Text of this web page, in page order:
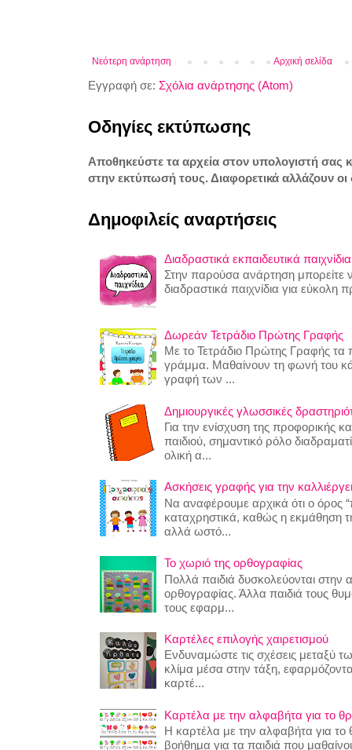
Νεότερη ανάρτηση Αρχική σελίδα
Εγγραφή σε: Σχόλια ανάρτησης (Atom)
Οδηγίες εκτύπωσης
Αποθηκεύστε τα αρχεία στον υπολογιστή σας
στην εκτύπωσή τους. Διαφορετικά αλλάζουν οι
Δημοφιλείς αναρτήσεις
Διαδραστικά εκπαιδευτικά παιχνίδια
Στην παρούσα ανάρτηση μπορείτε
διαδραστικά παιχνίδια για εύκολη
Δωρεάν Τετράδιο Πρώτης Γραφής
Με το Τετράδιο Πρώτης Γραφής τα
γράμμα. Μαθαίνουν τη φωνή του
γραφή των ...
Δημιουργικές γλωσσικές
Για την ενίσχυση της προφορικής
παιδιού, σημαντικό ρόλο
ολική α...
Ασκήσεις γραφής για την
Να αναφέρουμε αρχικά ότι ο όρος
καταχρηστικά, καθώς η εκμάθηση
αλλά ωστό...
Το χωριό της ορθογραφίας
Πολλά παιδιά δυσκολεύονται
ορθογραφίας. Άλλα παιδιά τους
τους εφαρμ...
Καρτέλες επιλογής χαιρετισμού
Ενδυναμώστε τις σχέσεις μεταξύ
κλίμα μέσα στην τάξη,
καρτέ...
Καρτέλα με την αλφαβήτα για το
Η καρτέλα με την αλφαβήτα για το
βοήθημα για τα παιδιά που